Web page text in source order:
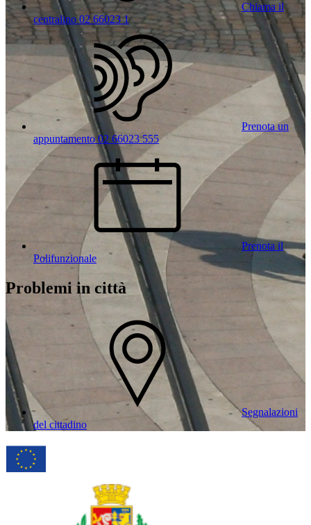
Chiama il
centralino 02 66023 1
Prenota un
appuntamento 02 66023 555
Prenota il
Polifunzionale
Problemi in città
Segnalazioni
del cittadino